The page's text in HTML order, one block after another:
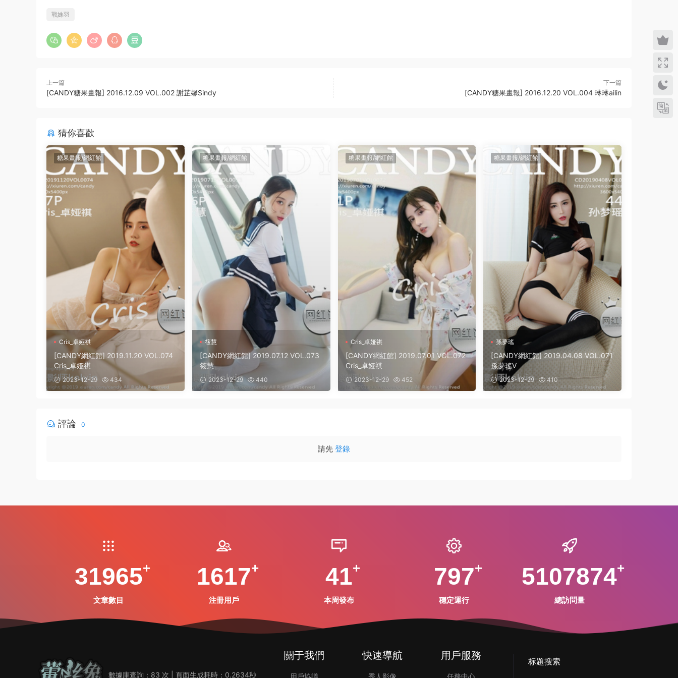
戰姝羽
上一篇
[CANDY糖果畫報] 2016.12.09 VOL.002 謝芷馨Sindy
下一篇
[CANDY糖果畫報] 2016.12.20 VOL.004 琳琳ailin
猜你喜歡
糖果畫報/網紅館
Cris_卓娅祺
[CANDY網紅館] 2019.11.20 VOL.074
Cris_卓娅祺
2023-12-29 434
糖果畫報/網紅館
筱慧
[CANDY網紅館] 2019.07.12 VOL.073
筱慧
2023-12-29 440
糖果畫報/網紅館
Cris_卓娅祺
[CANDY網紅館] 2019.07.01 VOL.072
Cris_卓娅祺
2023-12-29 452
糖果畫報/網紅館
孫夢瑤
[CANDY網紅館] 2019.04.08 VOL.071
孫夢瑤V
2023-12-29 410
評論 0
請先 登錄
31965
文章數目
1617
注冊用戶
41
本周發布
797
穩定運行
5107874
總訪問量
數據庫查詢：83 次 | 頁面生成耗時：0.2634秒
關于我們 快速導航 用戶服務 标題搜索